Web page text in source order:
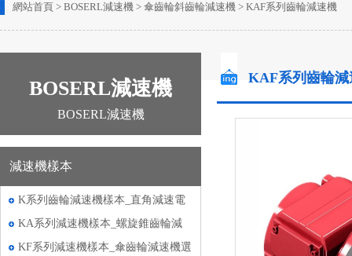
網站首頁 > BOSERL減速機 > 傘齒輪斜齒輪減速機 > KAF系列齒輪減速機
BOSERL減速機
BOSERL減速機
減速機樣本
K系列齒輪減速機樣本_直角減速電
機樣本
KA系列減速機樣本_螺旋錐齒輪減
速機樣本
KF系列減速機樣本_傘齒輪減速機選
KAF系列齒輪